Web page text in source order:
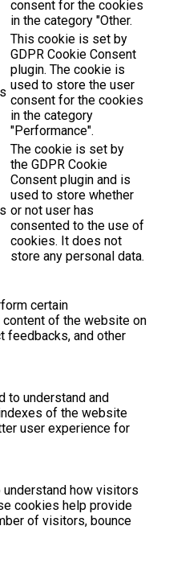
consent for the cookies
in the category "Other.
This cookie is set by
GDPR Cookie Consent
plugin. The cookie is
used to store the user
consent for the cookies
in the category
"Performance".
The cookie is set by
the GDPR Cookie
Consent plugin and is
used to store whether
or not user has
consented to the use of
cookies. It does not
store any personal data.
certain
of the website on
feedbacks, and other
to understand and
of the website
user experience for
how visitors
cookies help provide
of visitors, bounce